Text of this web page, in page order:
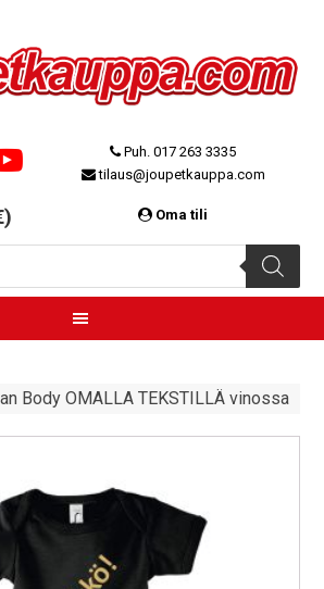
)
Puh. 017 263 3335
tilaus@joupetkauppa.com
Oma tili
Body OMALLA TEKSTILLÄ vinossa